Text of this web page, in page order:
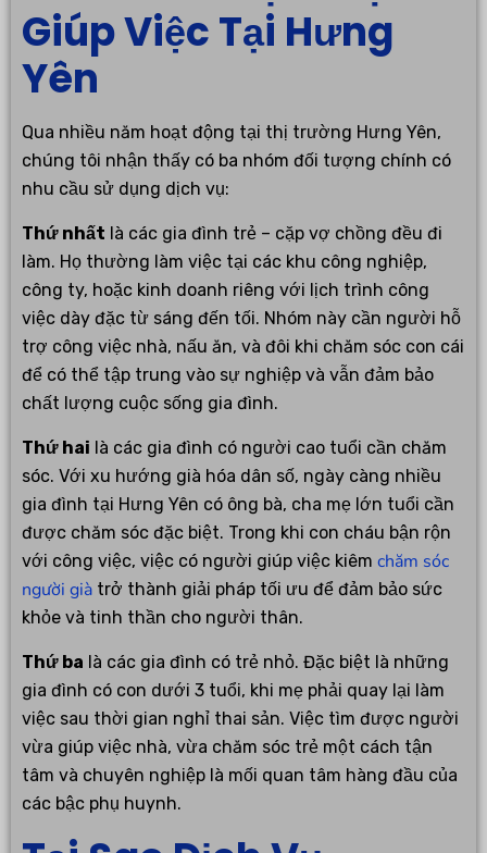
Giúp Việc Tại Hưng
Yên
Qua nhiều năm hoạt động tại thị trường Hưng Yên,
chúng tôi nhận thấy có ba nhóm đối tượng chính có
nhu cầu sử dụng dịch vụ:
Thứ nhất là các gia đình trẻ – cặp vợ chồng đều đi
làm. Họ thường làm việc tại các khu công nghiệp,
công ty, hoặc kinh doanh riêng với lịch trình công
việc dày đặc từ sáng đến tối. Nhóm này cần người hỗ
trợ công việc nhà, nấu ăn, và đôi khi chăm sóc con cái
để có thể tập trung vào sự nghiệp và vẫn đảm bảo
chất lượng cuộc sống gia đình.
Thứ hai là các gia đình có người cao tuổi cần chăm
sóc. Với xu hướng già hóa dân số, ngày càng nhiều
gia đình tại Hưng Yên có ông bà, cha mẹ lớn tuổi cần
được chăm sóc đặc biệt. Trong khi con cháu bận rộn
với công việc, việc có người giúp việc kiêm chăm sóc
người già trở thành giải pháp tối ưu để đảm bảo sức
khỏe và tinh thần cho người thân.
Thứ ba là các gia đình có trẻ nhỏ. Đặc biệt là những
gia đình có con dưới 3 tuổi, khi mẹ phải quay lại làm
việc sau thời gian nghỉ thai sản. Việc tìm được người
vừa giúp việc nhà, vừa chăm sóc trẻ một cách tận
tâm và chuyên nghiệp là mối quan tâm hàng đầu của
các bậc phụ huynh.